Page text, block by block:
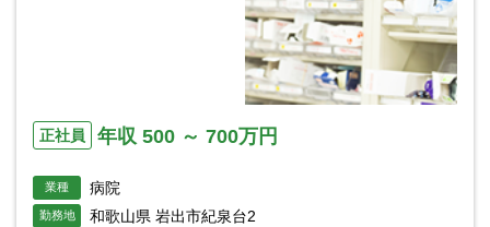
正社員 年収 500 ～ 700万円
業種 病院
勤務地 和歌山県 岩出市紀泉台2